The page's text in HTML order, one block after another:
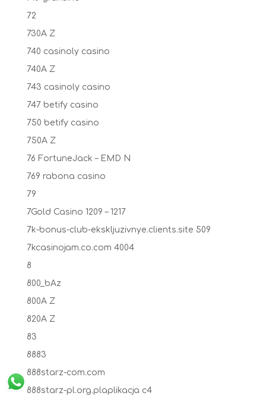
72
730A Z
740 casinoly casino
740A Z
743 casinoly casino
747 betify casino
750 betify casino
750A Z
76 FortuneJack – EMD N
769 rabona casino
79
7Gold Casino 1209 – 1217
7k-bonus-club-ekskljuzivnye.clients.site 509
7kcasinojam.co.com 4004
8
800_bAz
800A Z
820A Z
83
8883
888starz-com.com
888starz-pl.org.plaplikacja c4